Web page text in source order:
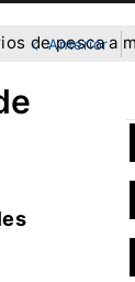
de pesca a
Anterior